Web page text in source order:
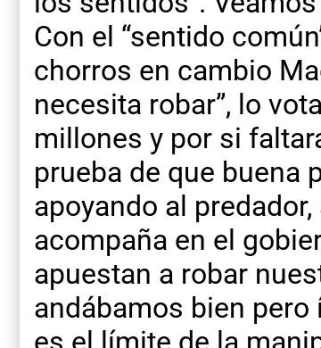
Con el “sentido
chorros en cambio
necesita robar”, lo
millones y por si
prueba de que buena
apoyando al
acompaña en el
apuestan a robar
andábamos bien